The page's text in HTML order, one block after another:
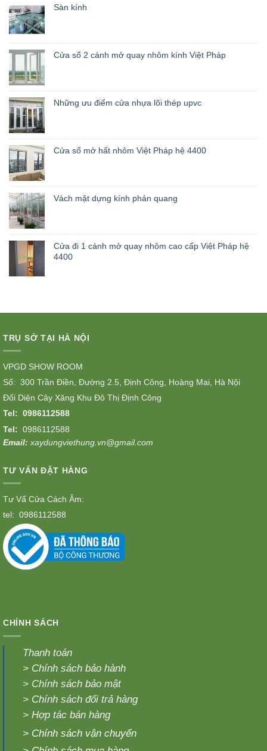
Sàn kính
Cửa sổ 2 cánh mở quay nhôm kính Việt Pháp
Những ưu điểm cửa nhựa lõi thép upvc
Cửa sổ mở hất nhôm Việt Pháp hệ 4400
Vách mặt dựng kính phản quang
Cửa đi 1 cánh mở quay nhôm cao cấp Việt Pháp hệ
4400
TRỤ SỞ TẠI HÀ NỘI
VPGD SHOW ROOM
Số: 300 Trần Điền, Đường 2.5, Định Công, Hoàng Mai, Hà Nội
Đối Diện Cây Xăng Khu Đô Thị Định Công
Tel: 0986112588
Tel: 0986112588
Email: xaydungviethung.vn@gmail.com
TƯ VẤN ĐẶT HÀNG
Tư Vấ Cửa Cách Âm:
tel: 0986112588
CHÍNH SÁCH
Thanh toán
> Chính sách bảo hành
> Chính sách bảo mật
> Chính sách đổi trả hàng
>Hợp tác bán hàng
> Chính sách vận chuyển